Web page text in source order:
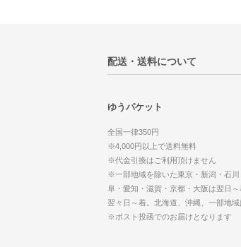
配送・送料について
ゆうパケット
全国一律350円
※4,000円以上で送料無料
※代金引換はご利用頂けません
※一部地域を除いた東京・新潟・石川
阜・愛知・滋賀・京都・大阪は翌日
翌々日～着。北海道、沖縄、一部地域
※ポスト投函でのお届けとなります